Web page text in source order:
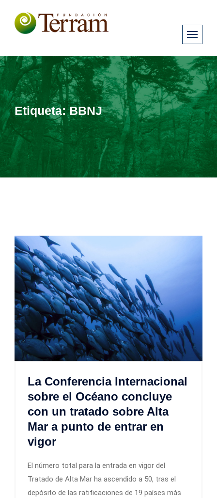
Etiqueta:BBNJ
La Conferencia Internacional
sobre el Océano concluye
con un tratado sobre Alta
Mar a punto de entrar en
vigor
El número total para la entrada en vigor del
Tratado de Alta Mar ha ascendido a 50, tras el
depósito de las ratificaciones de 19 países más